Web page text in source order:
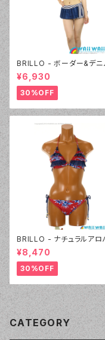
BRILLO - ボーダー&デニ
キニ キュロパンセット（3312
05:ブラック）
¥6,930
30%OFF
BRILLO - ナチュラルアロ
ENIM フリル三角ビキニ（
- 10:レッド）
¥8,470
30%OFF
CATEGORY